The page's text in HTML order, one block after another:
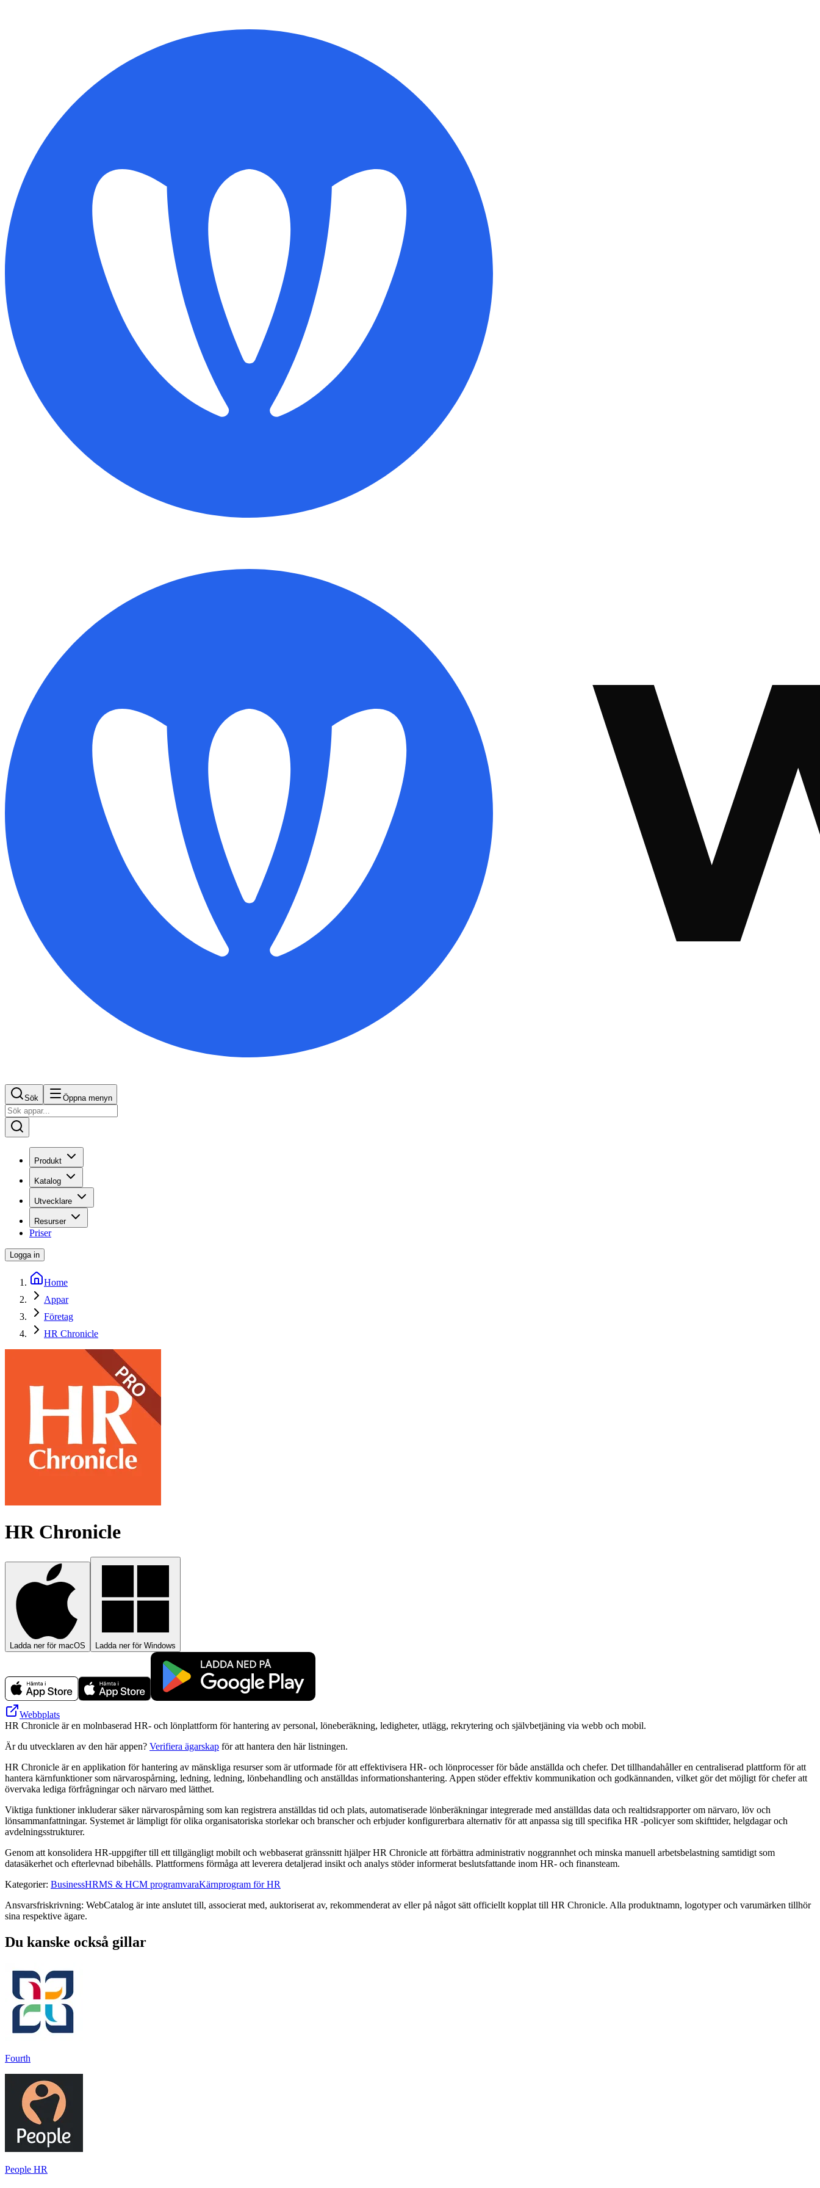
Sök Öppna menyn
Produkt
Katalog
Utvecklare
Resurser
Priser
Logga in
Home
Appar
Företag
HR Chronicle
HR Chronicle
Ladda ner för macOS Ladda ner för Windows
Webbplats
HR Chronicle är en molnbaserad HR- och lönplattform för hantering av personal, löneberäkning, ledigheter, utlägg, rekrytering och självbetjäning via webb och mobil.
Är du utvecklaren av den här appen? Verifiera ägarskap för att hantera den här listningen.
HR Chronicle är en applikation för hantering av mänskliga resurser som är utformade för att effektivisera HR- och lönprocesser för både anställda och chefer. Det tillhandahåller en centraliserad plattform för att
hantera kärnfunktioner som närvarospårning, ledning, ledning, lönbehandling och anställdas informationshantering. Appen stöder effektiv kommunikation och godkännanden, vilket gör det möjligt för chefer att
övervaka lediga förfrågningar och närvaro med lätthet.
Viktiga funktioner inkluderar säker närvarospårning som kan registrera anställdas tid och plats, automatiserade lönberäkningar integrerade med anställdas data och realtidsrapporter om närvaro, löv och
lönsammanfattningar. Systemet är lämpligt för olika organisatoriska storlekar och branscher och erbjuder konfigurerbara alternativ för att anpassa sig till specifika HR -policyer som skifttider, helgdagar och
avdelningsstrukturer.
Genom att konsolidera HR-uppgifter till ett tillgängligt mobilt och webbaserat gränssnitt hjälper HR Chronicle att förbättra administrativ noggrannhet och minska manuell arbetsbelastning samtidigt som
datasäkerhet och efterlevnad bibehålls. Plattformens förmåga att leverera detaljerad insikt och analys stöder informerat beslutsfattande inom HR- och finansteam.
Kategorier: BusinessHRMS & HCM programvaraKärnprogram för HR
Ansvarsfriskrivning: WebCatalog är inte anslutet till, associerat med, auktoriserat av, rekommenderat av eller på något sätt officiellt kopplat till HR Chronicle. Alla produktnamn, logotyper och varumärken tillhör
sina respektive ägare.
Du kanske också gillar
Fourth
People HR